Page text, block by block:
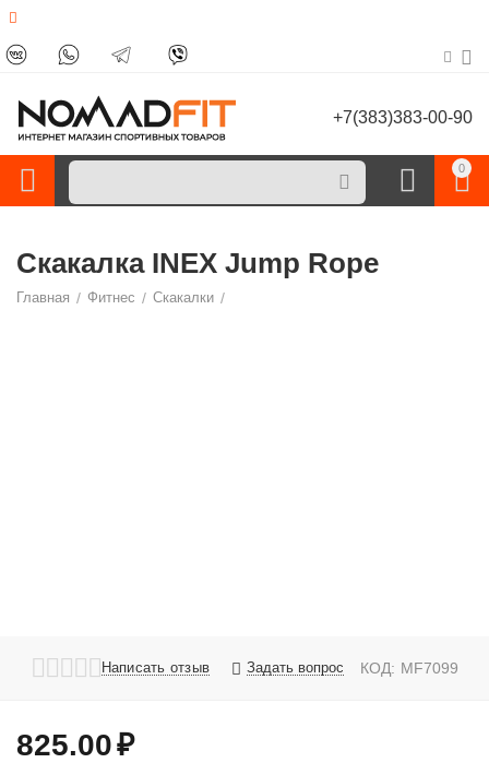
+7(383)383-00-90
0
Скакалка INEX Jump Rope
Главная / Фитнес / Скакалки /
Написать отзыв Задать вопрос КОД: MF7099
825.00₽